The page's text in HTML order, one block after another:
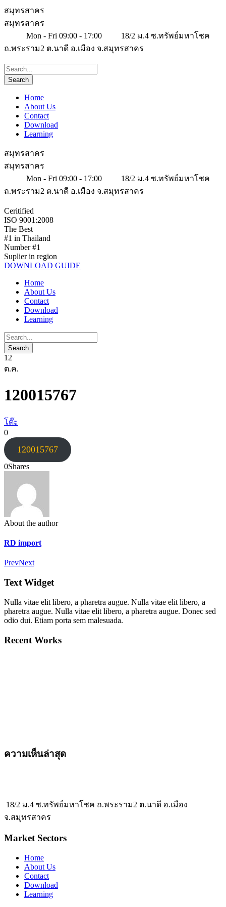
สมุทรสาคร
สมุทรสาคร
Mon - Fri 09:00 - 17:00
18/2 ม.4 ซ.ทรัพย์มหาโชค
ถ.พระราม2 ต.นาดี อ.เมือง จ.สมุทรสาคร
Home
About Us
Contact
Download
Learning
สมุทรสาคร
สมุทรสาคร
Mon - Fri 09:00 - 17:00
18/2 ม.4 ซ.ทรัพย์มหาโชค
ถ.พระราม2 ต.นาดี อ.เมือง จ.สมุทรสาคร
Ceritified
ISO 9001:2008
The Best
#1 in Thailand
Number #1
Suplier in region
DOWNLOAD GUIDE
Home
About Us
Contact
Download
Learning
12
ต.ค.
120015767
โต๊ะ
0
120015767
0Shares
About the author
RD import
PrevNext
Text Widget
Nulla vitae elit libero, a pharetra augue. Nulla vitae elit libero, a
pharetra augue. Nulla vitae elit libero, a pharetra augue. Donec sed
odio dui. Etiam porta sem malesuada.
Recent Works
ความเห็นล่าสุด
18/2 ม.4 ซ.ทรัพย์มหาโชค ถ.พระราม2 ต.นาดี อ.เมือง
จ.สมุทรสาคร
Market Sectors
Home
About Us
Contact
Download
Learning